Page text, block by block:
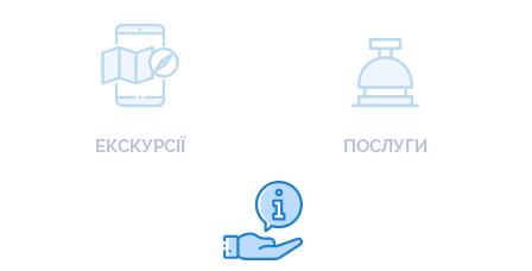
ЕКСКУРСІЇ ПОСЛУГИ